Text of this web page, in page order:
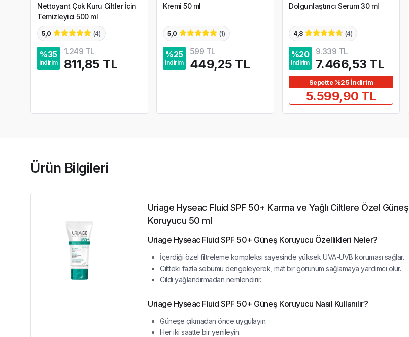
Nettoyant Çok Kuru Ciltler İçin
Temizleyici 500 ml
5,0 (4)
%35
indirim
1.249 TL
811,85 TL
Kremi 50 ml
5,0 (1)
%25
indirim
599 TL
449,25 TL
Dolgunlaştırıcı Serum 30 ml
4,8 (4)
%20
indirim
9.339 TL
7.466,53 TL
Sepette %25 İndirim
5.599,90 TL
Ürün Bilgileri
Uriage Hyseac Fluid SPF 50+ Karma ve Yağlı Ciltlere Özel Güneş
Koruyucu 50 ml
Uriage Hyseac Fluid SPF 50+ Güneş Koruyucu Özellikleri Neler?
İçerdiği özel filtreleme kompleksi sayesinde yüksek UVA-UVB koruması sağlar.
Ciltteki fazla sebumu dengeleyerek, mat bir görünüm sağlamaya yardımcı olur.
Cildi yağlandırmadan nemlendirir.
Uriage Hyseac Fluid SPF 50+ Güneş Koruyucu Nasıl Kullanılır?
Güneşe çıkmadan önce uygulayın.
Her iki saatte bir yenileyin.